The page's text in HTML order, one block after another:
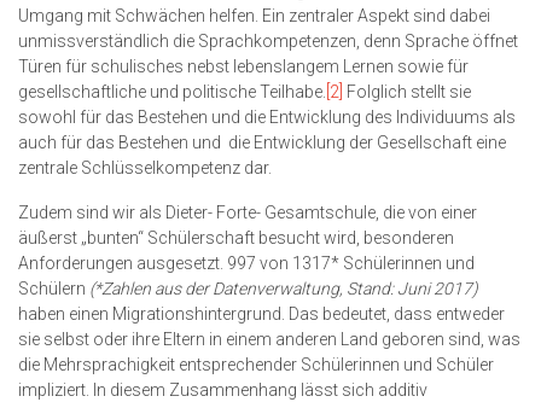
Umgang mit Schwächen helfen. Ein zentraler Aspekt sind dabei
unmissverständlich die Sprachkompetenzen, denn Sprache öffnet
Türen für schulisches nebst lebenslangem Lernen sowie für
gesellschaftliche und politische Teilhabe. [2] Folglich stellt sie
sowohl für das Bestehen und die Entwicklung des Individuums als
auch für das Bestehen und die Entwicklung der Gesellschaft eine
zentrale Schlüsselkompetenz dar.
Zudem sind wir als Dieter- Forte- Gesamtschule, die von einer
äußerst „bunten“ Schülerschaft besucht wird, besonderen
Anforderungen ausgesetzt. 997 von 1317* Schülerinnen und
Schülern (*Zahlen aus der Datenverwaltung, Stand: Juni 2017)
haben einen Migrationshintergrund. Das bedeutet, dass entweder
sie selbst oder ihre Eltern in einem anderen Land geboren sind, was
die Mehrsprachigkeit entsprechender Schülerinnen und Schüler
impliziert. In diesem Zusammenhang lässt sich additiv